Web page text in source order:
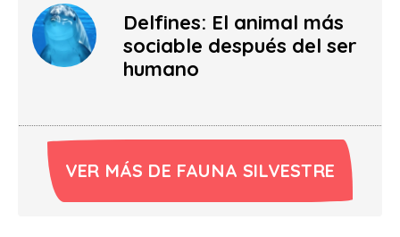
Delfines: El animal más
sociable después del ser
humano
VER MÁS DE FAUNA SILVESTRE